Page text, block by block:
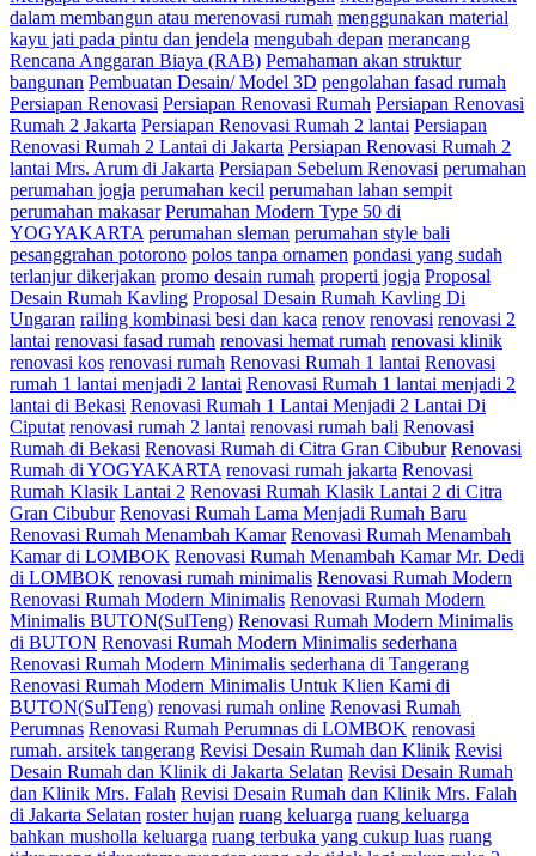
dalam membangun atau merenovasi rumah menggunakan material
kayu jati pada pintu dan jendela mengubah depan merancang
Rencana Anggaran Biaya (RAB) Pemahaman akan struktur
bangunan Pembuatan Desain/ Model 3D pengolahan fasad rumah
Persiapan Renovasi Persiapan Renovasi Rumah Persiapan Renovasi
Rumah 2 Jakarta Persiapan Renovasi Rumah 2 lantai Persiapan
Renovasi Rumah 2 Lantai di Jakarta Persiapan Renovasi Rumah 2
lantai Mrs. Arum di Jakarta Persiapan Sebelum Renovasi perumahan
perumahan jogja perumahan kecil perumahan lahan sempit
perumahan makasar Perumahan Modern Type 50 di
YOGYAKARTA perumahan sleman perumahan style bali
pesanggrahan potorono polos tanpa ornamen pondasi yang sudah
terlanjur dikerjakan promo desain rumah properti jogja Proposal
Desain Rumah Kavling Proposal Desain Rumah Kavling Di
Ungaran railing kombinasi besi dan kaca renov renovasi renovasi 2
lantai renovasi fasad rumah renovasi hemat rumah renovasi klinik
renovasi kos renovasi rumah Renovasi Rumah 1 lantai Renovasi
rumah 1 lantai menjadi 2 lantai Renovasi Rumah 1 lantai menjadi 2
lantai di Bekasi Renovasi Rumah 1 Lantai Menjadi 2 Lantai Di
Ciputat renovasi rumah 2 lantai renovasi rumah bali Renovasi
Rumah di Bekasi Renovasi Rumah di Citra Gran Cibubur Renovasi
Rumah di YOGYAKARTA renovasi rumah jakarta Renovasi
Rumah Klasik Lantai 2 Renovasi Rumah Klasik Lantai 2 di Citra
Gran Cibubur Renovasi Rumah Lama Menjadi Rumah Baru
Renovasi Rumah Menambah Kamar Renovasi Rumah Menambah
Kamar di LOMBOK Renovasi Rumah Menambah Kamar Mr. Dedi
di LOMBOK renovasi rumah minimalis Renovasi Rumah Modern
Renovasi Rumah Modern Minimalis Renovasi Rumah Modern
Minimalis BUTON(SulTeng) Renovasi Rumah Modern Minimalis
di BUTON Renovasi Rumah Modern Minimalis sederhana
Renovasi Rumah Modern Minimalis sederhana di Tangerang
Renovasi Rumah Modern Minimalis Untuk Klien Kami di
BUTON(SulTeng) renovasi rumah online Renovasi Rumah
Perumnas Renovasi Rumah Perumnas di LOMBOK renovasi
rumah. arsitek tangerang Revisi Desain Rumah dan Klinik Revisi
Desain Rumah dan Klinik di Jakarta Selatan Revisi Desain Rumah
dan Klinik Mrs. Falah Revisi Desain Rumah dan Klinik Mrs. Falah
di Jakarta Selatan roster hujan ruang keluarga ruang keluarga
bahkan musholla keluarga ruang terbuka yang cukup luas ruang